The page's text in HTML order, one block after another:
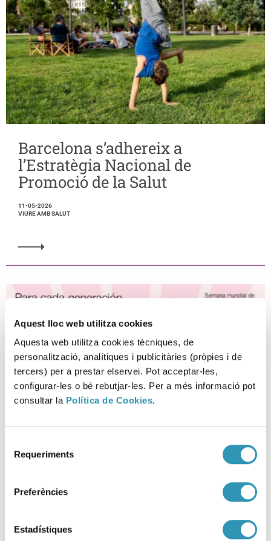
Aquest lloc web utilitza cookies
Aquesta web utilitza cookies tècniques, de
personalització, analítiques i publicitàries (pròpies i de
tercers) per a prestar elservei. Pot acceptar-les,
configurar-les o bé rebutjar-les. Per a més informació pot
consultar la Política de Cookies.
Requeriments
Preferències
Estadístiques
Barcelona s’adhereix a
l’Estratègia Nacional de
Promoció de la Salut
11-05-2026
VIURE AMB SALUT
L’ASPB se suma a la Setmana
Mundial de la Immunització
27-04-2026
VIURE AMB SALUT